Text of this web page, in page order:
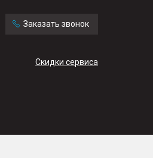
Заказать звонок
Скидки сервиса